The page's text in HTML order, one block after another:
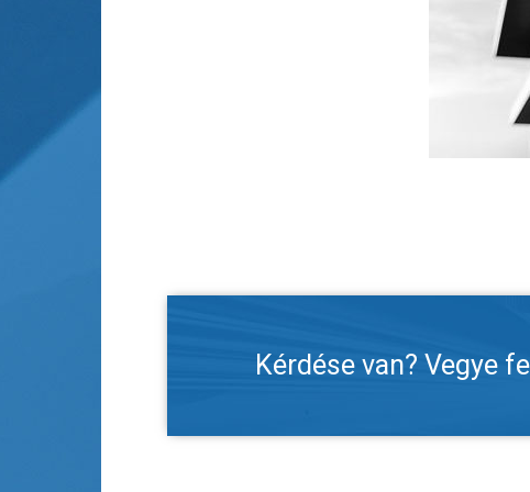
Kérdése van? Vegye